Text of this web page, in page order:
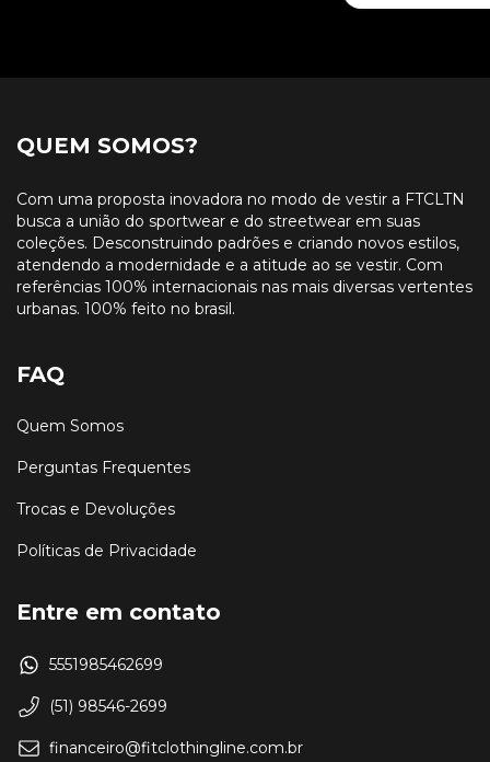
QUEM SOMOS?
Com uma proposta inovadora no modo de vestir a FTCLTN
busca a união do sportwear e do streetwear em suas
coleções. Desconstruindo padrões e criando novos estilos,
atendendo a modernidade e a atitude ao se vestir. Com
referências 100% internacionais nas mais diversas vertentes
urbanas. 100% feito no brasil.
FAQ
Quem Somos
Perguntas Frequentes
Trocas e Devoluções
Políticas de Privacidade
Entre em contato
5551985462699
(51) 98546-2699
financeiro@fitclothingline.com.br